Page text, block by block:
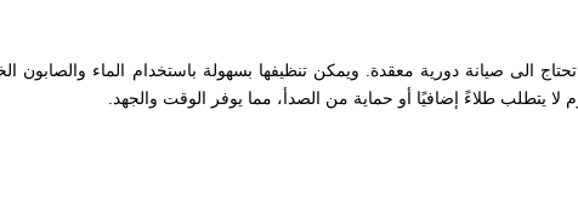
الى صيانة دورية معقدة. ويمكن تنظيفها بسهولة باستخدام الماء والصابون
يتطلب طلاءً إضافيًا أو حماية من الصدأ، مما يوفر الوقت والجهد.